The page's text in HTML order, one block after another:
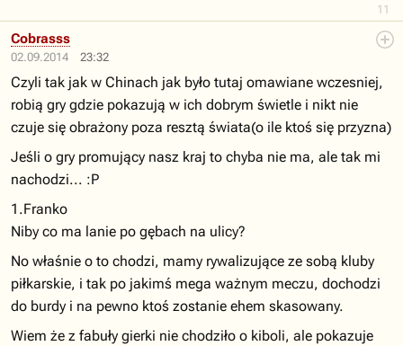
11
02.09.2014 23:32
Cobrasss
Czyli tak jak w Chinach jak było tutaj omawiane wczesniej,
robią gry gdzie pokazują w ich dobrym świetle i nikt nie
czuje się obrażony poza resztą świata(o ile ktoś się przyzna)
Jeśli o gry promujący nasz kraj to chyba nie ma, ale tak mi
nachodzi... :P
1.Franko
Niby co ma lanie po gębach na ulicy?
No właśnie o to chodzi, mamy rywalizujące ze sobą kluby
piłkarskie, i tak po jakimś mega ważnym meczu, dochodzi
do burdy i na pewno ktoś zostanie ehem skasowany.
Wiem że z fabuły gierki nie chodziło o kiboli, ale pokazuje